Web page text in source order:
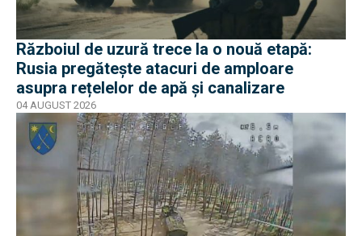
Războiul de uzură trece la o nouă etapă:
Rusia pregătește atacuri de amploare
asupra rețelelor de apă și canalizare
04 AUGUST 2026